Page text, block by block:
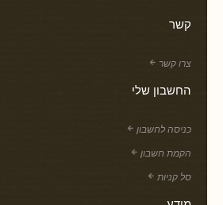
קשר
צרו קשר
החשבון שלי
כניסה לחשבון
הקמת חשבון
סל קניות